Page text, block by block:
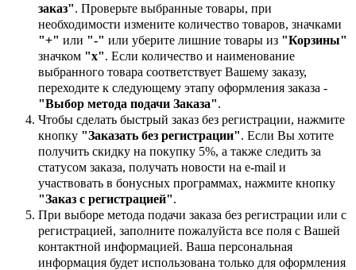
заказ". Проверьте выбранные товары, при
необходимости измените количество товаров, значками
"+" или "-" или уберите лишние товары из "Корзины"
значком "х". Если количество и наименование
выбранного товара соответствует Вашему заказу,
переходите к следующему этапу оформления заказа -
"Выбор метода подачи Заказа".
Чтобы сделать быстрый заказ без регистрации, нажмите
кнопку "Заказать без регистрации". Если Вы хотите
получить скидку на покупку 5%, а также следить за
статусом заказа, получать новости на e-mail и
участвовать в бонусных программах, нажмите кнопку
"Заказ с регистрацией".
При выборе метода подачи заказа без регистрации или с
регистрацией, заполните пожалуйста все поля с Вашей
контактной информацией. Ваша персональная
информация будет использована только для оформления